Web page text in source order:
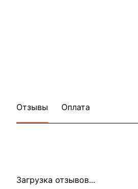
Отзывы Оплата
Загрузка отзывов...